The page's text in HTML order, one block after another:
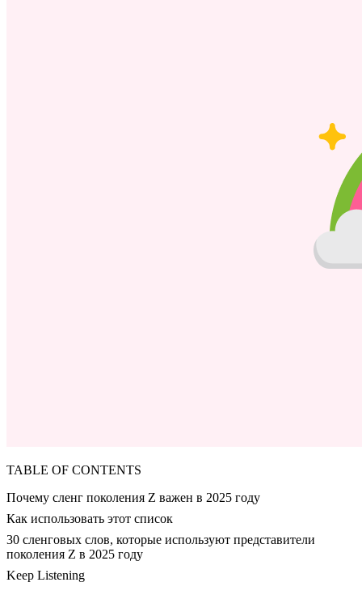
TABLE OF CONTENTS
Почему сленг поколения Z важен в 2025 году
Как использовать этот список
30 сленговых слов, которые используют представители
поколения Z в 2025 году
Keep Listening